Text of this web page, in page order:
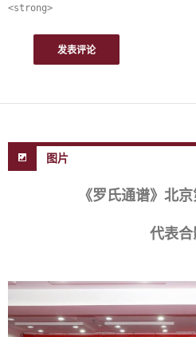
<strong>
图片
《罗氏通谱》北
代表合